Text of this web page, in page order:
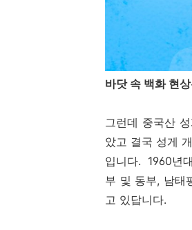
바닷 속 백화 현
그런데 중국산
았고 결국 성게
입니다. 1960년
부 및 동부, 남태
고 있답니다.